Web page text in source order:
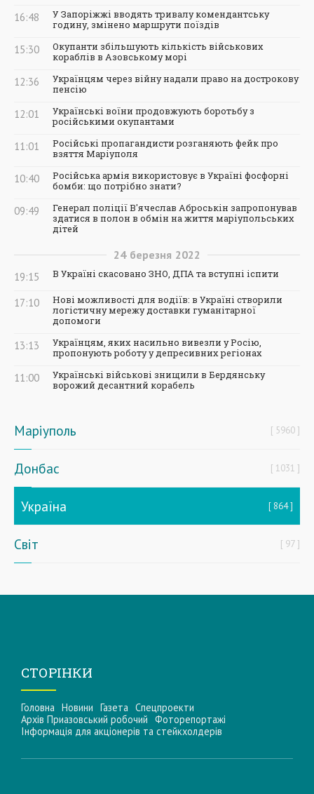
16:48
У Запоріжжі вводять тривалу комендантську
годину, змінено маршрути поїздів
15:30
Окупанти збільшують кількість військових
кораблів в Азовському морі
12:36
Українцям через війну надали право на дострокову
пенсію
12:01
Українські воїни продовжують боротьбу з
російськими окупантами
11:01
Російські пропагандисти розганяють фейк про
взяття Маріуполя
10:40
Російська армія використовує в Україні фосфорні
бомби: що потрібно знати?
09:49
Генерал поліції В'ячеслав Аброськін запропонував
здатися в полон в обмін на життя маріупольських
дітей
24 березня 2022
19:15 В Україні скасовано ЗНО, ДПА та вступні іспити
17:10
Нові можливості для водіїв: в Україні створили
логістичну мережу доставки гуманітарної
допомоги
13:13
Українцям, яких насильно вивезли у Росію,
пропонують роботу у депресивних регіонах
11:00
Українські військові знищили в Бердянську
ворожий десантний корабель
Маріуполь 5960
Донбас 1031
Україна 864
Світ 97
СТОРІНКИ
Головна Новини Газета Спецпроекти
Архів Приазовський робочий Фоторепортажі
Інформацiя для акцiонерiв та стейкхолдерiв